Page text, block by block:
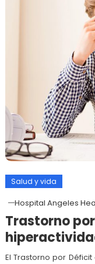
Salud y vida
Hospital Angeles
Trastorno
El Trastorno por